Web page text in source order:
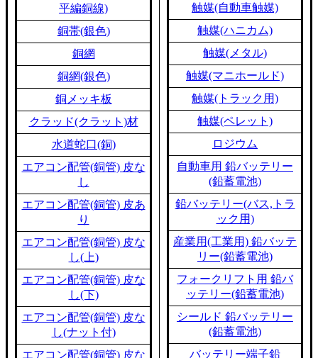
平編銅線)
銅帯(銀色)
銅網
銅網(銀色)
銅メッキ板
クラッド(クラット)材
水道蛇口(銅)
エアコン配管(銅管) 皮な
し
エアコン配管(銅管) 皮あ
り
エアコン配管(銅管) 皮な
し(上)
エアコン配管(銅管) 皮な
し(下)
エアコン配管(銅管) 皮な
し(ナット付)
エアコン配管(銅管) 皮な
触媒(自動車触媒)
触媒(ハニカム)
触媒(メタル)
触媒(マニホールド)
触媒(トラック用)
触媒(ペレット)
ロジウム
自動車用 鉛バッテリー
(鉛蓄電池)
鉛バッテリー(バス,トラ
ック用)
産業用(工業用) 鉛バッテ
リー(鉛蓄電池)
フォークリフト用 鉛バ
ッテリー(鉛蓄電池)
シールド 鉛バッテリー
(鉛蓄電池)
バッテリー端子鉛